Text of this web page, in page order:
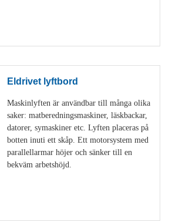
Eldrivet lyftbord
Maskinlyften är användbar till många olika
saker: matberedningsmaskiner, läskbackar,
datorer, symaskiner etc. Lyften placeras på
botten inuti ett skåp. Ett motorsystem med
parallellarmar höjer och sänker till en
bekväm arbetshöjd.